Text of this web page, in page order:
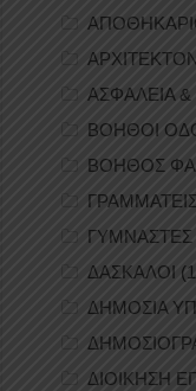
ΑΣΦΑΛΕΙΑ &
ΒΟΗΘΟΙ
ΒΟΗΘΟΣ
ΓΥΜΝΑΣΤΕΣ
ΔΑΣΚΑΛΟΙ
ΔΗΜΟΣΙΑ
ΔΙΟΙΚΗΣΗ